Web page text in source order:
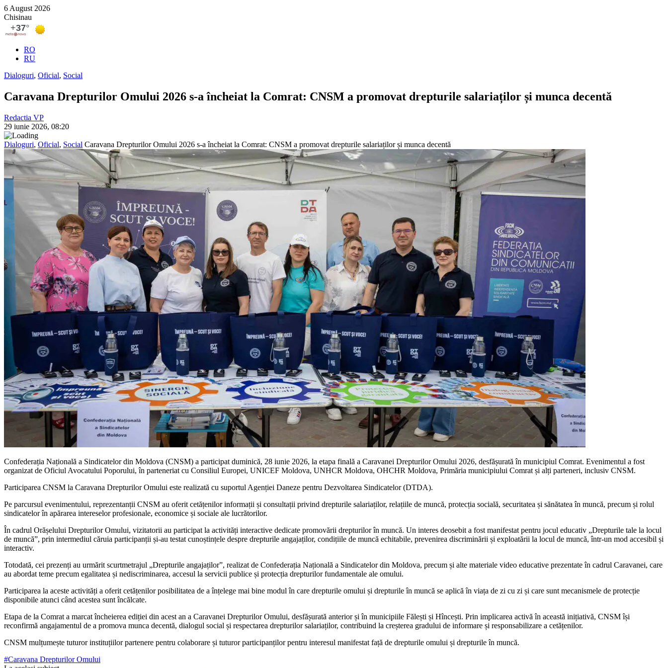
6 August 2026
Chisinau
RO
RU
Dialoguri, Oficial, Social
Caravana Drepturilor Omului 2026 s-a încheiat la Comrat: CNSM a promovat drepturile salariaților și munca decentă
Redactia VP
29 iunie 2026, 08:20
Dialoguri, Oficial, Social Caravana Drepturilor Omului 2026 s-a încheiat la Comrat: CNSM a promovat drepturile salariaților și munca decentă
Confederația Națională a Sindicatelor din Moldova (CNSM) a participat duminică, 28 iunie 2026, la etapa finală a Caravanei Drepturilor Omului 2026, desfășurată în municipiul Comrat. Evenimentul a fost
organizat de Oficiul Avocatului Poporului, în parteneriat cu Consiliul Europei, UNICEF Moldova, UNHCR Moldova, OHCHR Moldova, Primăria municipiului Comrat și alți parteneri, inclusiv CNSM.
Participarea CNSM la Caravana Drepturilor Omului este realizată cu suportul Agenției Daneze pentru Dezvoltarea Sindicatelor (DTDA).
Pe parcursul evenimentului, reprezentanții CNSM au oferit cetățenilor informații și consultații privind drepturile salariaților, relațiile de muncă, protecția socială, securitatea și sănătatea în muncă, precum și rolul
sindicatelor în apărarea intereselor profesionale, economice și sociale ale lucrătorilor.
În cadrul Orășelului Drepturilor Omului, vizitatorii au participat la activități interactive dedicate promovării drepturilor în muncă. Un interes deosebit a fost manifestat pentru jocul educativ „Drepturile tale la locul
de muncă”, prin intermediul căruia participanții și-au testat cunoștințele despre drepturile angajaților, condițiile de muncă echitabile, prevenirea discriminării și exploatării la locul de muncă, într-un mod accesibil și
interactiv.
Totodată, cei prezenți au urmărit scurtmetrajul „Drepturile angajaților”, realizat de Confederația Națională a Sindicatelor din Moldova, precum și alte materiale video educative prezentate în cadrul Caravanei, care
au abordat teme precum egalitatea și nediscriminarea, accesul la servicii publice și protecția drepturilor fundamentale ale omului.
Participarea la aceste activități a oferit cetățenilor posibilitatea de a înțelege mai bine modul în care drepturile omului și drepturile în muncă se aplică în viața de zi cu zi și care sunt mecanismele de protecție
disponibile atunci când acestea sunt încălcate.
Etapa de la Comrat a marcat încheierea ediției din acest an a Caravanei Drepturilor Omului, desfășurată anterior și în municipiile Fălești și Hîncești. Prin implicarea activă în această inițiativă, CNSM își
reconfirmă angajamentul de a promova munca decentă, dialogul social și respectarea drepturilor salariaților, contribuind la creșterea gradului de informare și responsabilizare a cetățenilor.
CNSM mulțumește tuturor instituțiilor partenere pentru colaborare și tuturor participanților pentru interesul manifestat față de drepturile omului și drepturile în muncă.
#Caravana Drepturilor Omului